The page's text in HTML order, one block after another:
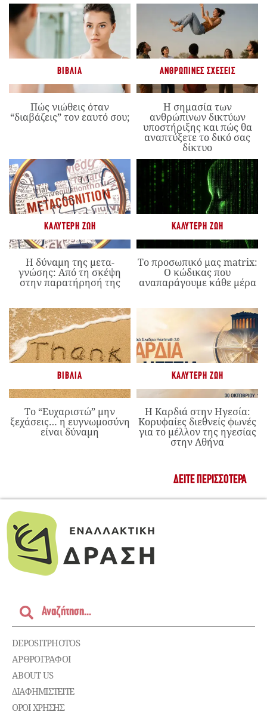
ΒΙΒΛΊΑ
Πώς νιώθεις όταν
“διαβάζεις” τον εαυτό σου;
ΑΝΘΡΏΠΙΝΕΣ ΣΧΈΣΕΙΣ
Η σημασία των
ανθρώπινων δικτύων
υποστήριξης και πώς θα
αναπτύξετε το δικό σας
δίκτυο
ΚΑΛΎΤΕΡΗ ΖΩΉ
Η δύναμη της μετα-
γνώσης: Από τη σκέψη
στην παρατήρησή της
ΚΑΛΎΤΕΡΗ ΖΩΉ
Το προσωπικό μας matrix:
Ο κώδικας που
αναπαράγουμε κάθε μέρα
ΒΙΒΛΊΑ
Το “Ευχαριστώ” μην
ξεχάσεις… η ευγνωμοσύνη
είναι δύναμη
ΚΑΛΎΤΕΡΗ ΖΩΉ
Η Καρδιά στην Ηγεσία:
Κορυφαίες διεθνείς φωνές
για το μέλλον της ηγεσίας
στην Αθήνα
ΔΕΊΤΕ ΠΕΡΙΣΣΌΤΕΡΑ
DEPOSITPHOTOS
ΑΡΘΡΟΓΡΑΦΟΙ
ABOUT US
ΔΙΑΦΗΜΙΣΤΕΊΤΕ
ΌΡΟΙ ΧΡΉΣΗΣ